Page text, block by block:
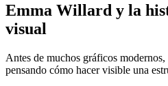
Emma Willard y la
visual
Antes de muchos gráficos
pensando cómo hacer visible una